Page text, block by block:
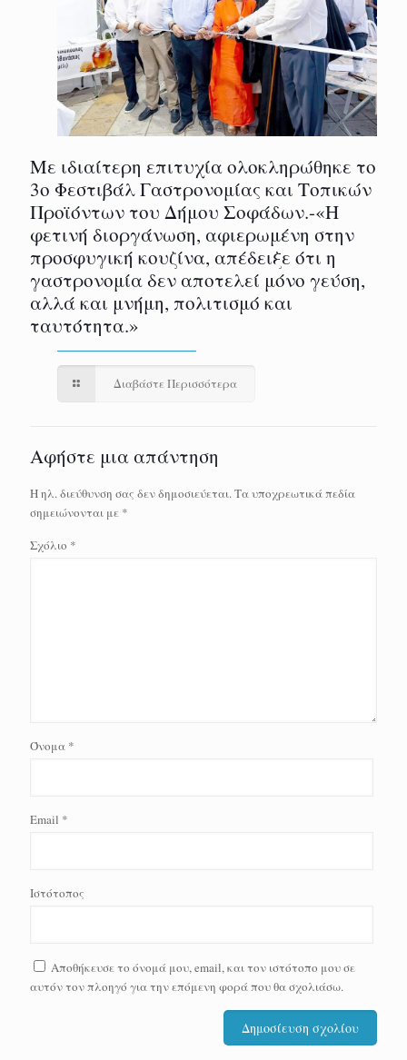
Με ιδιαίτερη επιτυχία ολοκληρώθηκε το
3ο Φεστιβάλ Γαστρονομίας και Τοπικών
Προϊόντων του Δήμου Σοφάδων.-«Η
φετινή διοργάνωση, αφιερωμένη στην
προσφυγική κουζίνα, απέδειξε ότι η
γαστρονομία δεν αποτελεί μόνο γεύση,
αλλά και μνήμη, πολιτισμό και
ταυτότητα.»
Διαβάστε Περισσότερα
Αφήστε μια απάντηση
Η ηλ. διεύθυνση σας δεν δημοσιεύεται.Τα υποχρεωτικά πεδία
σημειώνονται με *
Σχόλιο *
Όνομα *
Email *
Ιστότοπος
Αποθήκευσε το όνομά μου, email, και τον ιστότοπο μου σε
αυτόν τον πλοηγό για την επόμενη φορά που θα σχολιάσω.